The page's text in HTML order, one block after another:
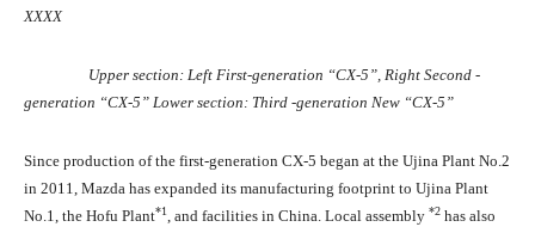
XXXX
Upper section: Left First-generation “CX-5”, Right Second -
generation “CX-5” Lower section: Third -generation New “CX-5”
Since production of the first-generation CX-5 began at the Ujina Plant No.2
in 2011, Mazda has expanded its manufacturing footprint to Ujina Plant
No.1, the Hofu Plant*1, and facilities in China. Local assembly *2 has also